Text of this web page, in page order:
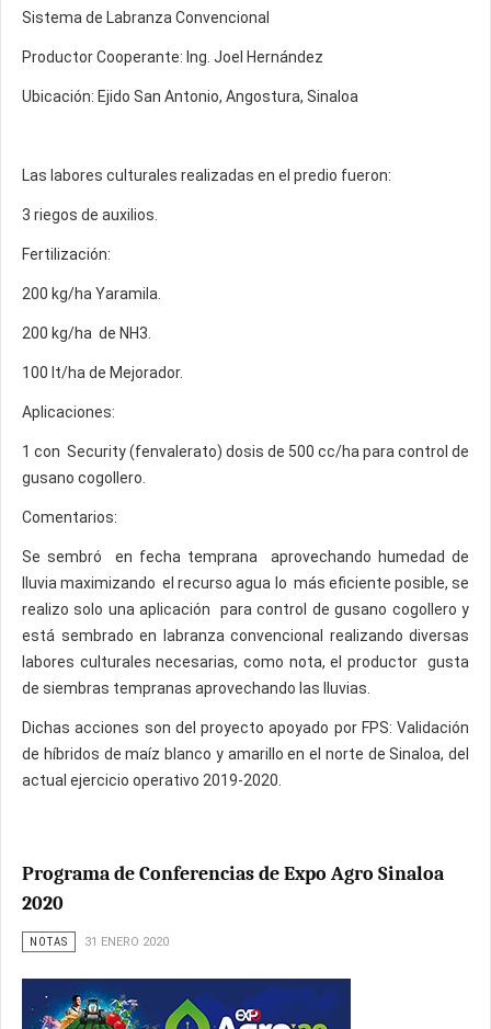
Sistema de Labranza Convencional
Productor Cooperante: Ing. Joel Hernández
Ubicación: Ejido San Antonio, Angostura, Sinaloa
Las labores culturales realizadas en el predio fueron:
3 riegos de auxilios.
Fertilización:
200 kg/ha Yaramila.
200 kg/ha de NH3.
100 lt/ha de Mejorador.
Aplicaciones:
1 con Security (fenvalerato) dosis de 500 cc/ha para control de
gusano cogollero.
Comentarios:
Se sembró en fecha temprana
aprovechando humedad de
lluvia maximizando el recurso agua lo más eficiente posible, se
realizo solo una aplicación
para control de gusano cogollero y
está sembrado en labranza convencional realizando diversas
labores culturales necesarias, como nota, el productor gusta
de siembras tempranas aprovechando las lluvias.
Dichas acciones son del proyecto apoyado por FPS: Validación
de híbridos de maíz blanco y amarillo en el norte de Sinaloa, del
actual ejercicio operativo 2019-2020.
Programa de Conferencias de Expo Agro Sinaloa
2020
NOTAS 31 ENERO 2020